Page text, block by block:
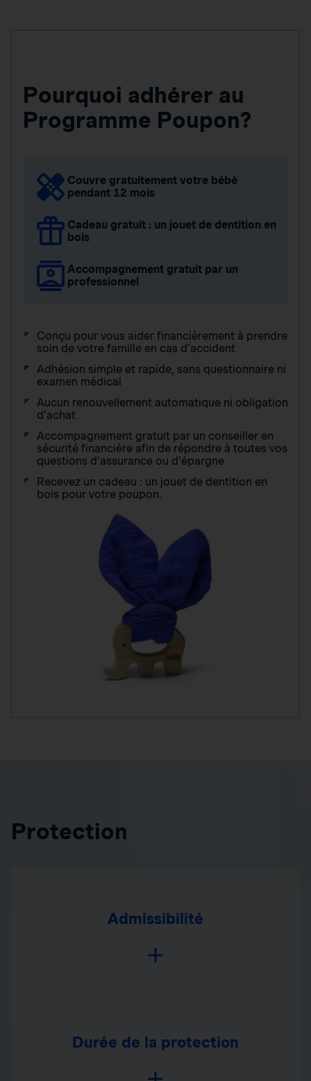
Pourquoi adhérer au
Programme Poupon?
Couvre gratuitement votre bébé
pendant 12 mois
Cadeau gratuit : un jouet de dentition en
bois
Accompagnement gratuit par un
professionnel
Conçu pour vous aider financièrement à prendre
soin de votre famille en cas d’accident
Adhésion simple et rapide, sans questionnaire ni
examen médical
Aucun renouvellement automatique ni obligation
d’achat
Accompagnement gratuit par un conseiller en
sécurité financière afin de répondre à toutes vos
questions d'assurance ou d'épargne
Recevez un cadeau : un jouet de dentition en
bois pour votre poupon.
Protection
Admissibilité
Durée de la protection